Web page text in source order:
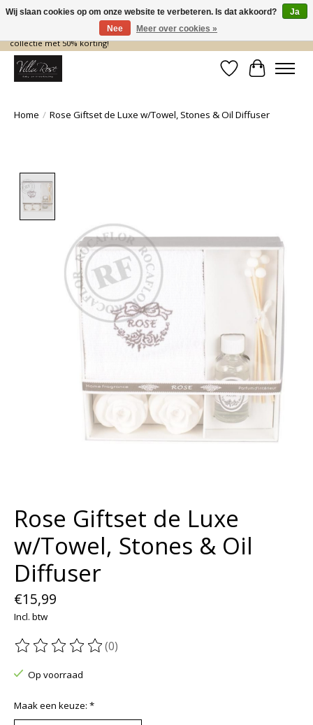
De nieuwe collectie komt eraan… en wij maken ruimte! Shop nu de zomer
collectie met 50% korting!
Verlanglijst
Home / Rose Giftset de Luxe w/Towel, Stones & Oil Diffuser
Rose Giftset de Luxe
w/Towel, Stones & Oil
Diffuser
€15,99
Incl. btw
De beoordeling van dit product is
(0)
Op voorraad
Maak een keuze: *
Wij slaan cookies op om onze website te verbeteren. Is dat akkoord?
Ja
Nee
Meer over cookies »